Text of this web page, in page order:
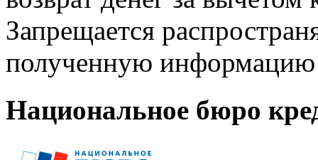
Запрещается
полученную информацию
Национальное бюро